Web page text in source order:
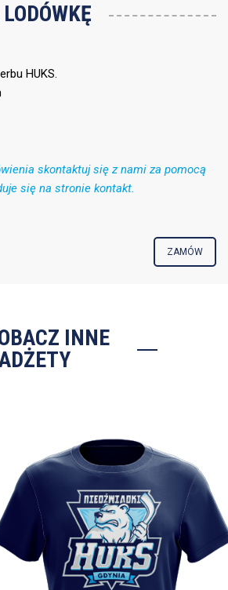
HUKS.
skontaktuj się z nami za pomocą
się na stronie kontakt.
ZAMÓW
INNE